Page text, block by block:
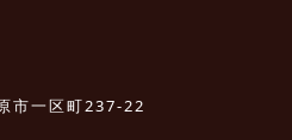
市一区町237-22